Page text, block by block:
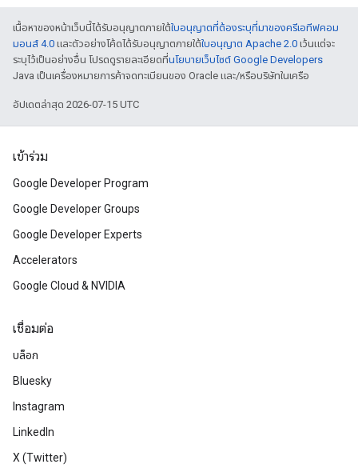
เนื้อหาของหน้าเว็บนี้ได้รับอนุญาตภายใต้ใบอนุญาตที่ต้องระบุที่มาของครีเอทีฟคอม
มอนส์ 4.0 และตัวอย่างโค้ดได้รับอนุญาตภายใต้ใบอนุญาต Apache 2.0 เว้นแต่จะ
ระบุไว้เป็นอย่างอื่น โปรดดูรายละเอียดที่นโยบายเว็บไซต์ Google Developers
Java เป็นเครื่องหมายการค้าจดทะเบียนของ Oracle และ/หรือบริษัทในเครือ
อัปเดตล่าสุด 2026-07-15 UTC
เข้าร่วม
Google Developer Program
Google Developer Groups
Google Developer Experts
Accelerators
Google Cloud & NVIDIA
เชื่อมต่อ
บล็อก
Bluesky
Instagram
LinkedIn
X (Twitter)